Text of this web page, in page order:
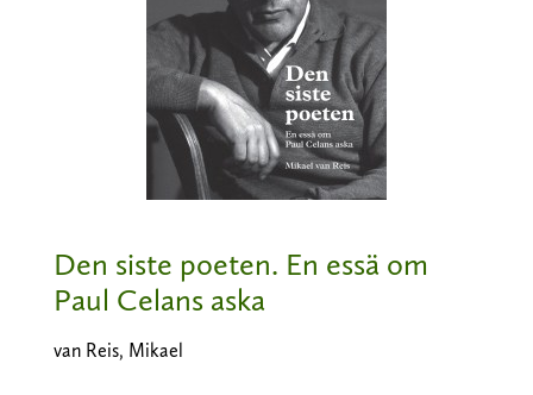
Den siste poeten. En essä om
Paul Celans aska
van Reis, Mikael